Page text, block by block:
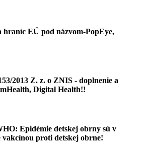
hraníc EÚ pod názvom-PopEye,
2013 Z. z. o ZNIS - doplnenie a
Digital Health!!
Epidémie detskej obrny sú v
vakcínou proti detskej obrne!